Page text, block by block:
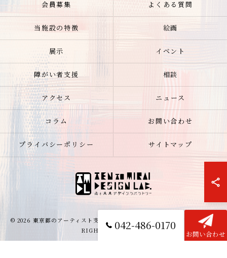
042-486-0170
お問い合わせ
会員募集 よくある質問
当施設の特徴 絵画
展示 イベント
障がい者支援 相談
アクセス ニュース
コラム お問い合わせ
プライバシーポリシー サイトマップ
© 2026 東京都のアーティスト支援なら点と未来デザインラボラトリー ALL
RIGHTS RESERVED.